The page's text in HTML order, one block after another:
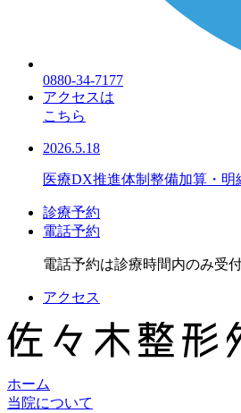
0880-34-7177
アクセスは
こちら
2026.5.18
医療DX推進体制整備加算・明
診療予約
電話予約
電話予約は診療時間内のみ受
アクセス
ホーム
当院について